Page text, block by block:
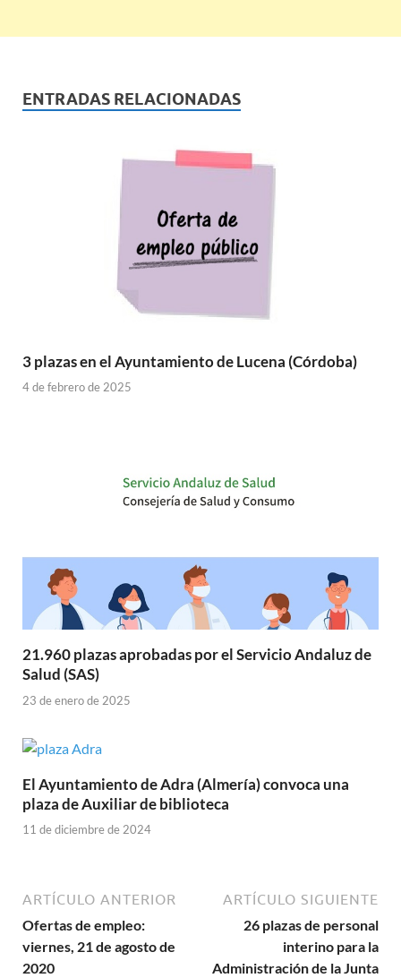
ENTRADAS RELACIONADAS
3 plazas en el Ayuntamiento de Lucena (Córdoba)
4 de febrero de 2025
21.960 plazas aprobadas por el Servicio Andaluz de
Salud (SAS)
23 de enero de 2025
El Ayuntamiento de Adra (Almería) convoca una
plaza de Auxiliar de biblioteca
11 de diciembre de 2024
ARTÍCULO ANTERIOR
Ofertas de empleo:
viernes, 21 de agosto de
2020
ARTÍCULO SIGUIENTE
26 plazas de personal
interino para la
Administración de la Junta